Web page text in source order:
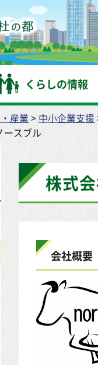
仙台市
くらしの情報
産業 > 中小企業支援
ースブル
株式
会社概要